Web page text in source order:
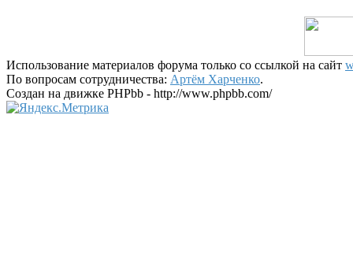
Использование материалов форума только со ссылкой на сайт
По вопросам сотрудничества: Артём Харченко.
Создан на движке PHPbb - http://www.phpbb.com/